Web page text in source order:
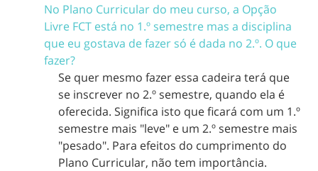
No Plano Curricular do meu curso, a Opção
Livre FCT está no 1.º semestre mas a disciplina
que eu gostava de fazer só é dada no 2.º. O que
fazer?
Se quer mesmo fazer essa cadeira terá que
se inscrever no 2.º semestre, quando ela é
oferecida. Significa isto que ficará com um 1.º
semestre mais "leve" e um 2.º semestre mais
"pesado". Para efeitos do cumprimento do
Plano Curricular, não tem importância.